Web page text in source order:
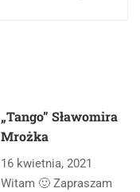
„Tango” Sławomira
Mrożka
16 kwietnia, 2021
Witam 🙂 Zapraszam